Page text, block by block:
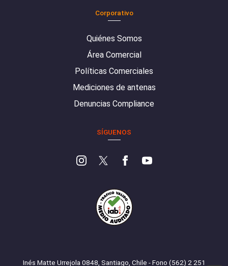
Corporativo
Quiénes Somos
Área Comercial
Políticas Comerciales
Mediciones de antenas
Denuncias Compliance
SÍGUENOS
Inés Matte Urrejola 0848, Santiago, Chile - Fono (562) 2 251